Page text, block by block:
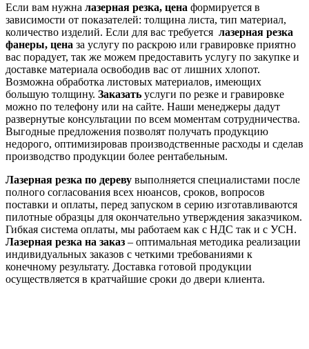
Если вам нужна лазерная резка, цена формируется в
зависимости от показателей: толщина листа, тип материал,
количество изделий. Если для вас требуется лазерная резка
фанеры, цена за услугу по раскрою или гравировке приятно
вас порадует, так же можем предоставить услугу по закупке и
доставке материала освободив вас от лишних хлопот.
Возможна обработка листовых материалов, имеющих
большую толщину. Заказать услуги по резке и гравировке
можно по телефону или на сайте. Наши менеджеры дадут
развернутые консультации по всем моментам сотрудничества.
Выгодные предложения позволят получать продукцию
недорого, оптимизировав производственные расходы и сделав
производство продукции более рентабельным.
Лазерная резка по дереву выполняется специалистами после
полного согласования всех нюансов, сроков, вопросов
поставки и оплаты, перед запуском в серию изготавливаются
пилотные образцы для окончательно утверждения заказчиком.
Гибкая система оплаты, мы работаем как с НДС так и с УСН.
Лазерная резка на заказ – оптимальная методика реализации
индивидуальных заказов с четкими требованиями к
конечному результату. Доставка готовой продукции
осуществляется в кратчайшие сроки до двери клиента.